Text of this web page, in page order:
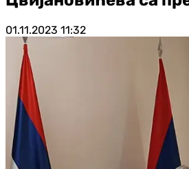
01.11.2023 11:32